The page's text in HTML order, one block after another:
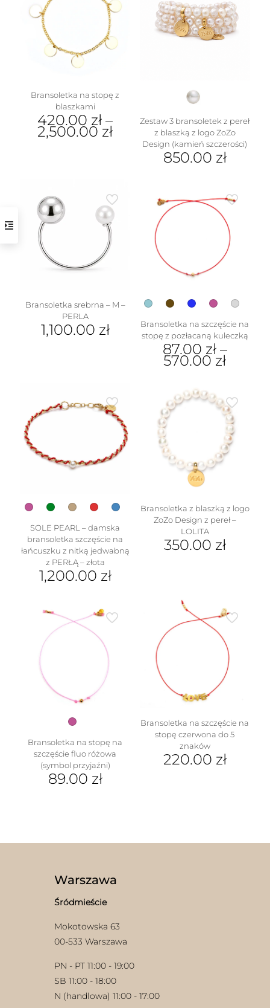
Bransoletka na stopę z
blaszkami
420.00 zł –
2,500.00 zł
wariantów.
można
wybrać
produktu
Zestaw 3 bransoletek z pereł
z blaszką z logo ZoZo
Design (kamień szczerości)
850.00 zł
Bransoletka srebrna – M –
PERLA
1,100.00 zł
Bransoletka na szczęście na
stopę z pozłacaną kuleczką
87.00 zł–
570.00 zł
produkt
ma
wariantów.
można
wybrać
na
stronie
produktu
SOLE PEARL – damska
bransoletka szczęście na
łańcuszku z nitką jedwabną
z PERŁĄ – złota
1,200.00 zł
wiele
wariantów.
stronie
produktu
Bransoletka z blaszką z logo
ZoZo Design z pereł –
LOLITA
350.00 zł
Bransoletka na stopę na
szczęście fluo różowa
(symbol przyjaźni)
89.00 zł
Bransoletka na szczęście na
stopę czerwona do 5
znaków
220.00 zł
Warszawa
Śródmieście
Mokotowska 63
00-533 Warszawa
PN - PT 11:00 - 19:00
SB 11:00 - 18:00
N (handlowa) 11:00 - 17:00